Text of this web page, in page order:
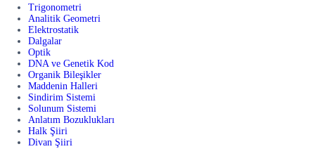
Trigonometri
Analitik Geometri
Elektrostatik
Dalgalar
Optik
DNA ve Genetik Kod
Organik Bileşikler
Maddenin Halleri
Sindirim Sistemi
Solunum Sistemi
Anlatım Bozuklukları
Halk Şiiri
Divan Şiiri